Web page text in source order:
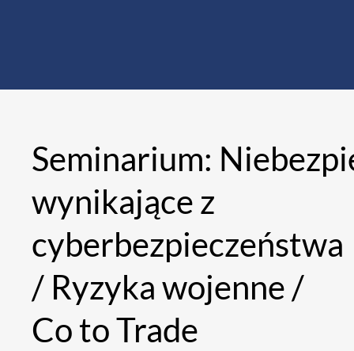
Seminarium:
wynikające z
cyberbezpieczeństwa
/ Ryzyka wojenne /
Co to Trade